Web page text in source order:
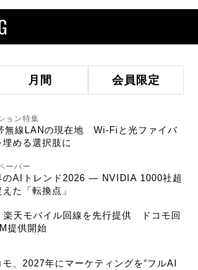
月間 会員限定
ョン特集
無線LANの現在地 Wi-Fiと光ファイバ
埋める選択肢に
ーパー
のAIトレンド2026 ― NVIDIA 1000社超
た「転換点」
楽天モバイル回線を先行提供 ドコモ回
提供開始
モ、2027年にマーケティングを“フルAI